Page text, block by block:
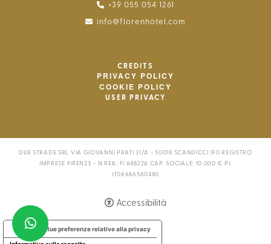
+39 055 054 1261
info@florenhotel.com
CREDITS
PRIVACY POLICY
COOKIE POLICY
USER PRIVACY
DUE STRADE SRL VIA GIOVANNI PRATI 31/A - 50018 SCANDICCI (FI) REGISTRO
IMPRESE FIRENZE - N.REA: FI 648226 CAP. SOCIALE: 10.000 € PI.
IT06686560480
Accessibilità
Le tue preferenze relative alla privacy